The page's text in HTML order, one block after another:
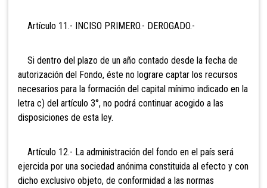
Artículo 11.- INCISO PRIMERO.- DEROGADO.-
Si dentro del plazo de un año contado desde la fecha de
autorización del Fondo, éste no lograre captar los recursos
necesarios para la formación del capital mínimo indicado en la
letra c) del artículo 3°, no podrá continuar acogido a las
disposiciones de esta ley.
Artículo 12.- La administración del fondo en el país será
ejercida por una sociedad anónima constituida al efecto y con
dicho exclusivo objeto, de conformidad a las normas